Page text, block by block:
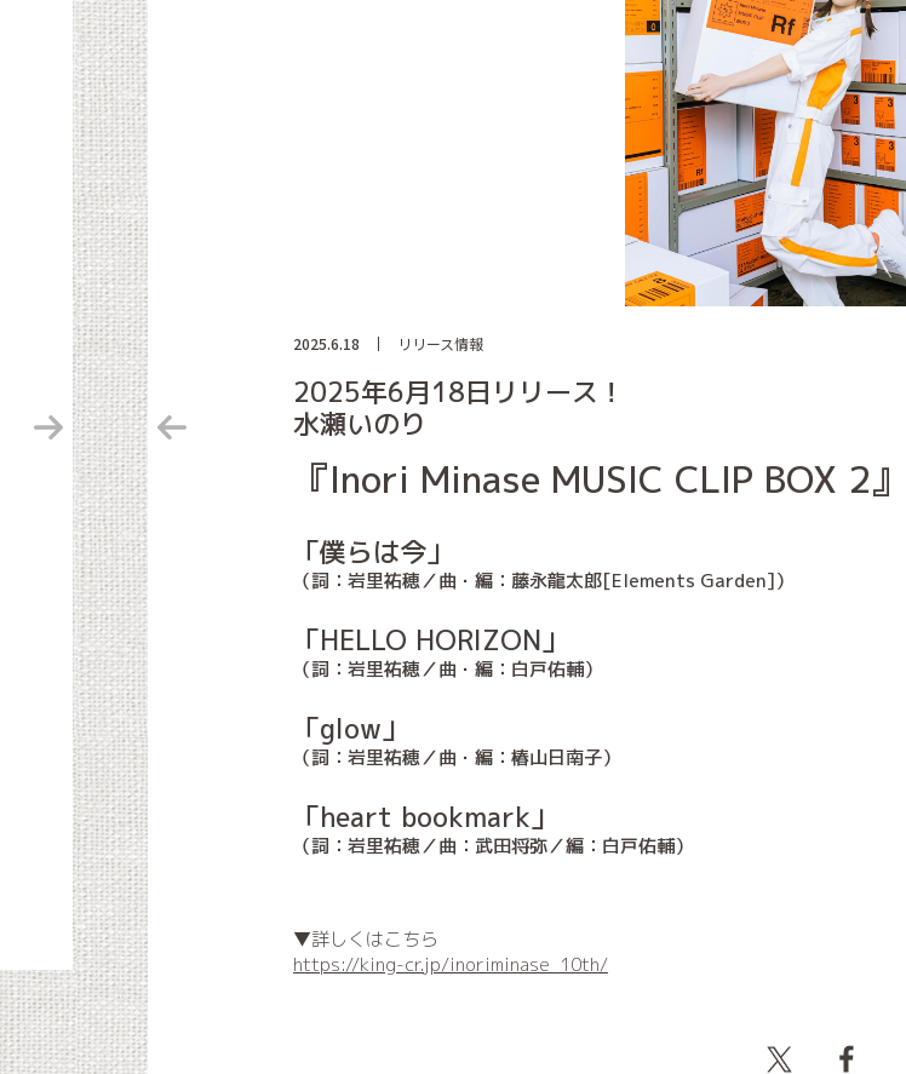
2025.6.18 リリース情報
2025年6月18日リリース！
水瀬いのり
『Inori Minase MUSIC CLIP BOX 2』
「僕らは今」
（詞：岩里祐穂／曲・編：藤永龍太郎[Elements Garden]）
「HELLO HORIZON」
（詞：岩里祐穂／曲・編：白戸佑輔）
「glow」
（詞：岩里祐穂／曲・編：椿山日南子）
「heart bookmark」
（詞：岩里祐穂／曲：武田将弥／編：白戸佑輔）
▼詳しくはこちら
https://king-cr.jp/inoriminase_10th/